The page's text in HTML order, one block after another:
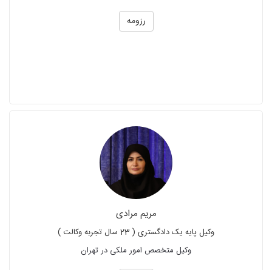
رزومه
مریم مرادی
وکیل پایه یک دادگستری ( 23 سال تجربه وکالت )
وکیل متخصص امور ملکی در تهران